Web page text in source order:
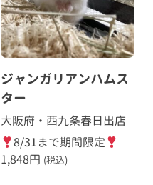
ジャンガリアンハムス
ター
大阪府・西九条春日出店
8/31まで期間限定
1,848円 (税込)